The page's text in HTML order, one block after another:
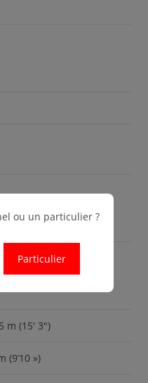
m (15′ 3″)
(9’10 »)
ou un particulier ?
Particulier